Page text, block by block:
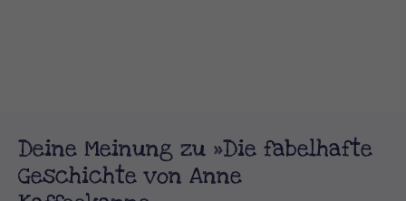
Deine Meinung zu »Die fabelhafte
Geschichte von Anne